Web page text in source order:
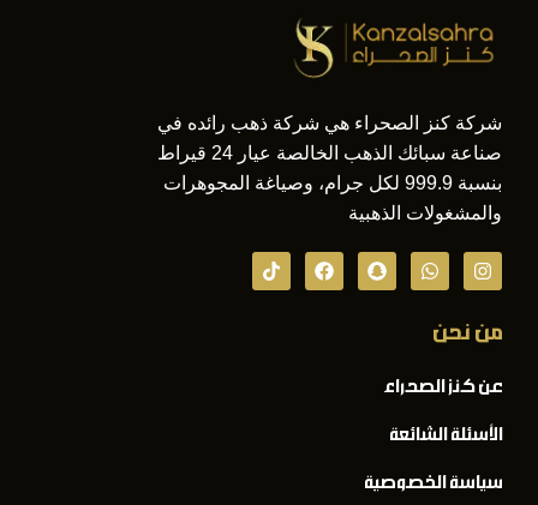
شركة كنز الصحراء هي شركة ذهب رائده في
صناعة سبائك الذهب الخالصة عيار 24 قيراط
بنسبة 999.9 لكل جرام، وصياغة المجوهرات
والمشغولات الذهبية
من نحن
عن كنز الصحراء
الأسئلة الشائعة
سياسة الخصوصية